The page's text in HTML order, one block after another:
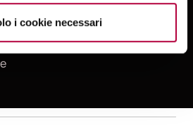
i cookie necessari